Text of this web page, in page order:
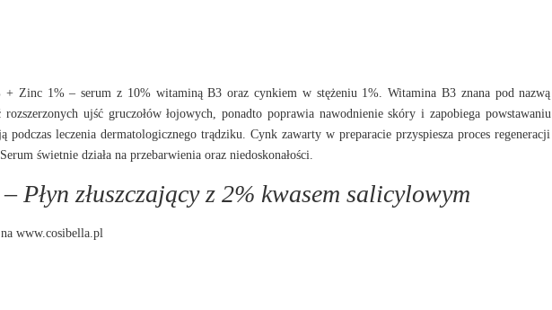
Zinc 1% – serum z 10% witaminą B3 oraz cynkiem w stężeniu 1%. Witamina B3 znana pod nazwą
ujść gruczołów łojowych, ponadto poprawia nawodnienie skóry i zapobiega powstawaniu
podczas leczenia dermatologicznego trądziku. Cynk zawarty w preparacie przyspiesza proces regeneracji
świetnie działa na przebarwienia oraz niedoskonałości.
Płyn złuszczający z 2% kwasem salicylowym
www.cosibella.pl